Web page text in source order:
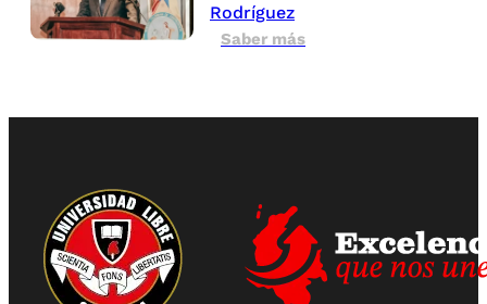
Rodríguez
Saber más